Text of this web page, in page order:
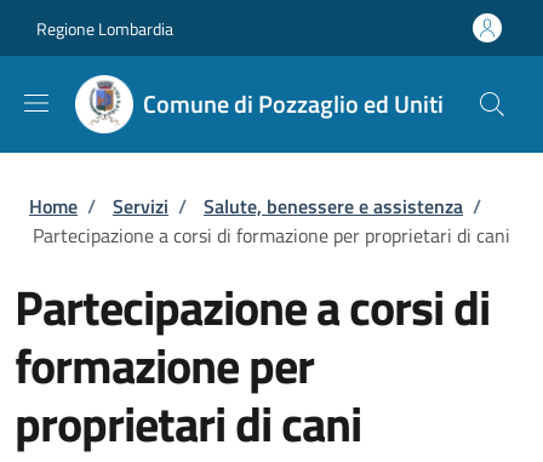
Regione Lombardia
Comune di Pozzaglio ed Uniti
Briciole di pane
Home / Servizi / Salute, benessere e assistenza /
Partecipazione a corsi di formazione per proprietari di cani
Partecipazione a corsi di
formazione per
proprietari di cani